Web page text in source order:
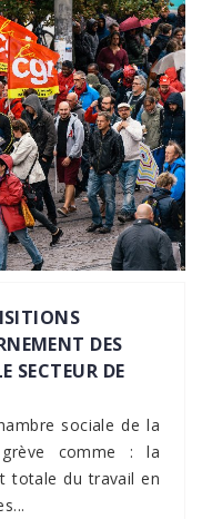
DES
SECTEUR DE
sociale de la
comme : la
totale du travail en